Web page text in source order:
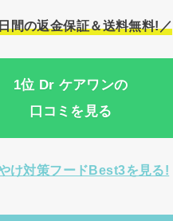
間の返金保証＆送料無料!／
1位 Dr ケアワンの
口コミを見る
け対策フードBest3を見る!